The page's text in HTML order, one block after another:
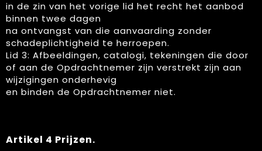
in de zin van het vorige lid het recht het aanbod
binnen twee dagen
na ontvangst van die aanvaarding zonder
schadeplichtigheid te herroepen.
Lid 3: Afbeeldingen, catalogi, tekeningen die door
of aan de Opdrachtnemer zijn verstrekt zijn aan
wijzigingen onderhevig
en binden de Opdrachtnemer niet.
Artikel 4 Prijzen.